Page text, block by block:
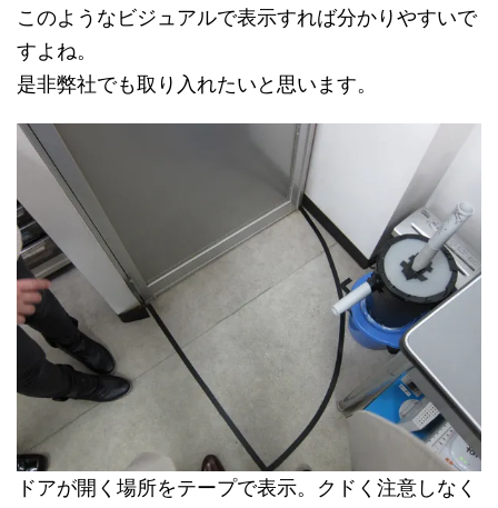
このようなビジュアルで表示すれば分かりやすいで
すよね。
是非弊社でも取り入れたいと思います。
ドアが開く場所をテープで表示。クドく注意しなく